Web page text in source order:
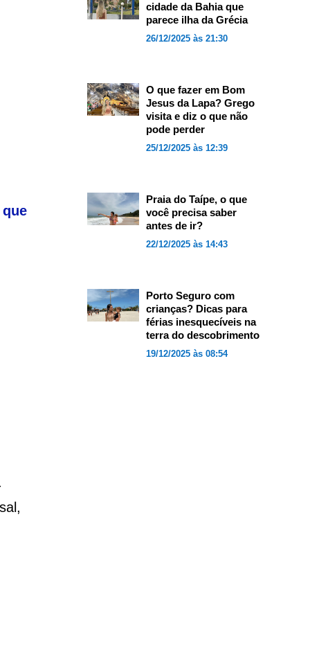
cidade da Bahia que
parece ilha da Grécia
26/12/2025 às 21:30
O que fazer em Bom
Jesus da Lapa? Grego
visita e diz o que não
pode perder
25/12/2025 às 12:39
Praia do Taípe, o que
você precisa saber
antes de ir?
22/12/2025 às 14:43
Porto Seguro com
crianças? Dicas para
férias inesquecíveis na
terra do descobrimento
19/12/2025 às 08:54